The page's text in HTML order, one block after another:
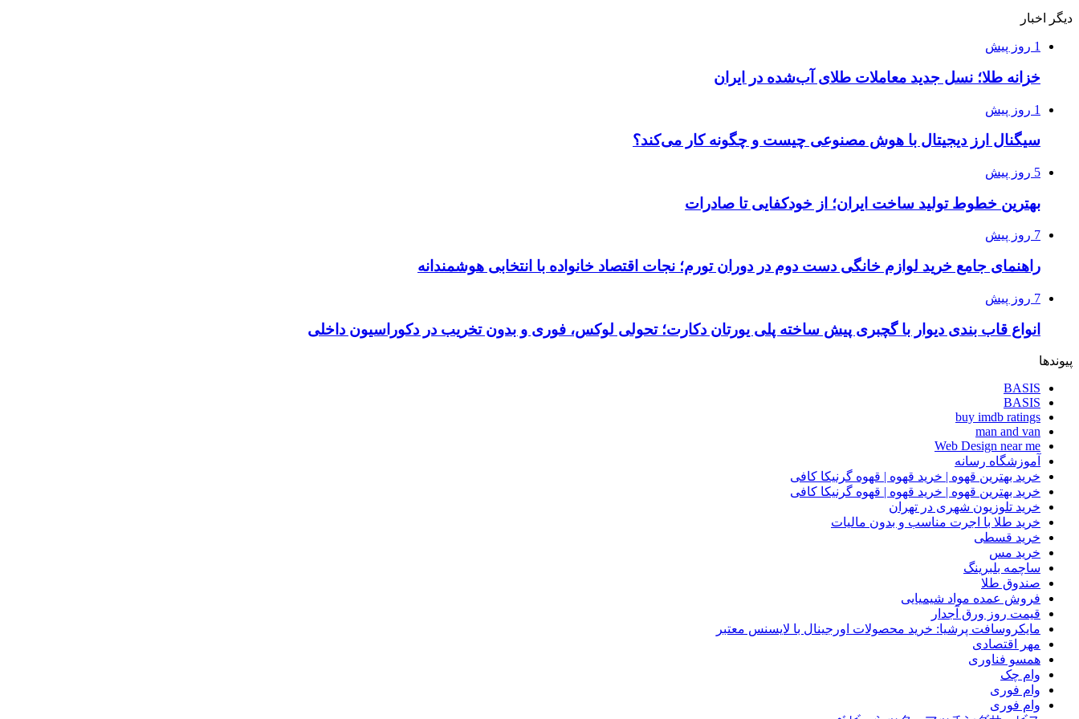
دیگر اخبار
1 روز پیش
خزانه طلا؛ نسل جدید معاملات طلای آب‌شده در ایران
1 روز پیش
سیگنال ارز دیجیتال با هوش مصنوعی چیست و چگونه کار می‌کند؟
5 روز پیش
بهترین خطوط تولید ساخت ایران؛ از خودکفایی تا صادرات
7 روز پیش
راهنمای جامع خرید لوازم خانگی دست دوم در دوران تورم؛ نجات اقتصاد خانواده با انتخابی هوشمندانه
7 روز پیش
انواع قاب بندی دیوار با گچبری پیش ساخته پلی یورتان دکارت؛ تحولی لوکس، فوری و بدون تخریب در دکوراسیون داخلی
پیوندها
BASIS
BASIS
buy imdb ratings
man and van
Web Design near me
آموزشگاه رسانه
خرید بهترین قهوه | خرید قهوه | قهوه گرنیکا کافی
خرید بهترین قهوه | خرید قهوه | قهوه گرنیکا کافی
خرید تلوزیون شهری در تهران
خرید طلا با اجرت مناسب و بدون مالیات
خرید قسطی
خرید مس
ساچمه بلبرینگ
صندوق طلا
فروش عمده مواد شیمیایی
قیمت روز ورق آجدار
مایکروسافت پرشیا: خرید محصولات اورجینال با لایسنس معتبر
مهر اقتصادی
همسو فناوری
وام چک
وام فوری
وام فوری